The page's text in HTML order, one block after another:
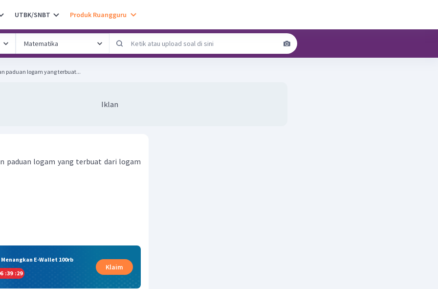
UTBK/SNBT Produk Ruangguru
paduan logam yang terbuat...
Iklan
paduan logam yang terbuat dari logam
E-Wallet 100rb
:39 :29
Klaim